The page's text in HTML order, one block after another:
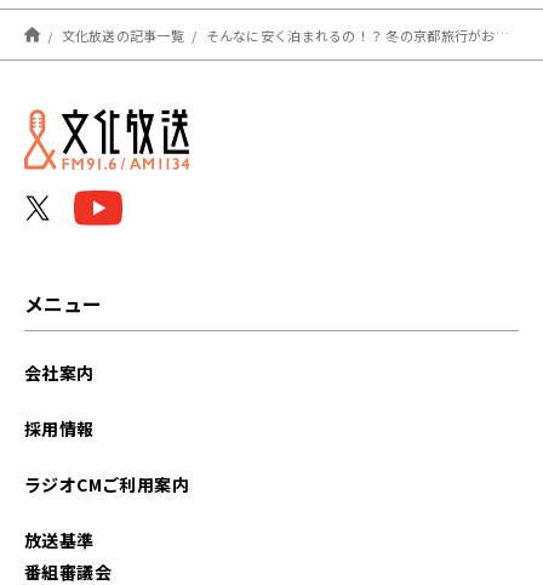
文化放送の記事一覧 そんなに安く泊まれるの！？ 冬の京都旅行がお得な理由とは
メニュー
会社案内
採用情報
ラジオCMご利用案内
放送基準
番組審議会